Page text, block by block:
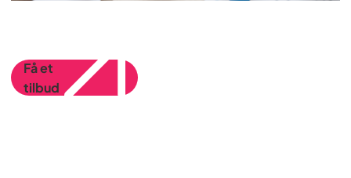
Få et
tilbud